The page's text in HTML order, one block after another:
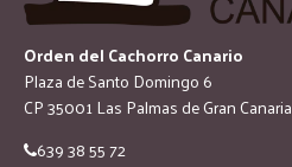
Orden del Cachorro Canario
Plaza de Santo Domingo 6
CP 35001 Las Palmas de Gran Canaria
639 38 55 72